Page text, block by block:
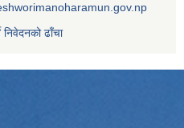
निवेदनको ढाँचा